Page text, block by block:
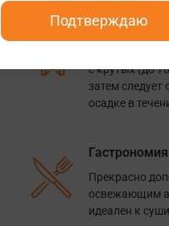
Способ
Для
с крутых (до
затем
осадке в
Гастрономия
Прекрасно
освежающим
идеален к
Подтверждаю